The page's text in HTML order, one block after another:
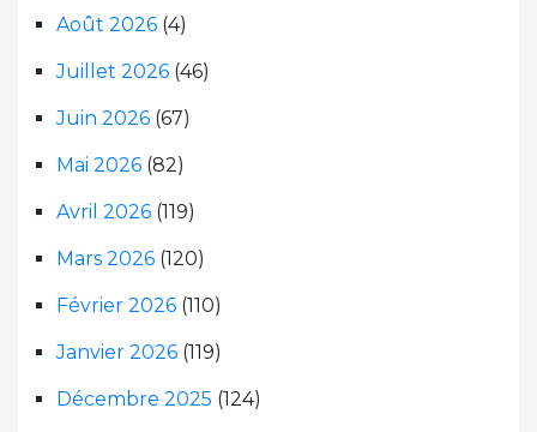
Août 2026 (4)
Juillet 2026 (46)
Juin 2026 (67)
Mai 2026 (82)
Avril 2026 (119)
Mars 2026 (120)
Février 2026 (110)
Janvier 2026 (119)
Décembre 2025 (124)